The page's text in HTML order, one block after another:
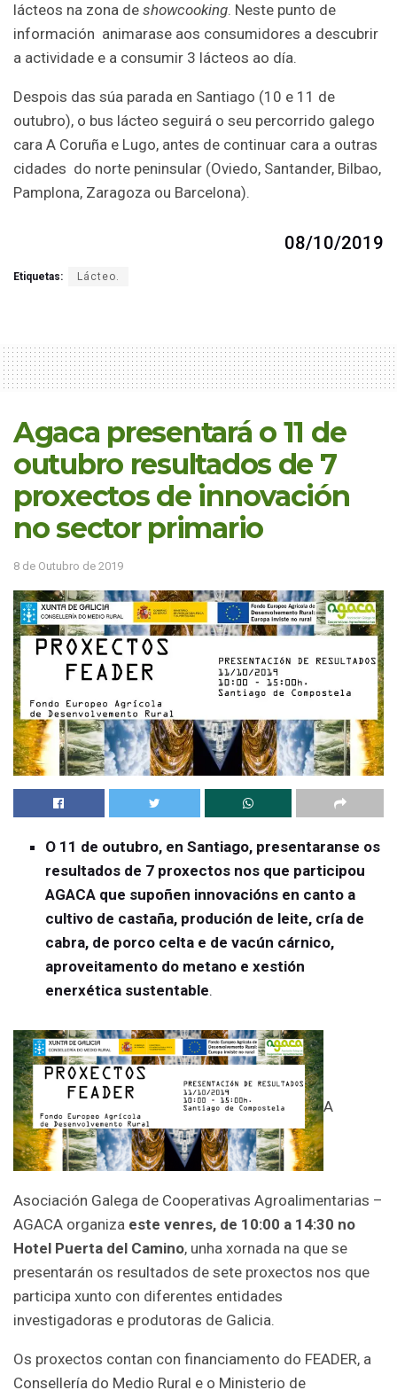
lácteos na zona de showcooking. Neste punto de
información animarase aos consumidores a descubrir
a actividade e a consumir 3 lácteos ao día.
Despois das súa parada en Santiago (10 e 11 de
outubro), o bus lácteo seguirá o seu percorrido galego
cara A Coruña e Lugo, antes de continuar cara a outras
cidades do norte peninsular (Oviedo, Santander, Bilbao,
Pamplona, Zaragoza ou Barcelona).
08/10/2019
Etiquetas: Lácteo.
Agaca presentará o 11 de
outubro resultados de 7
proxectos de innovación
no sector primario
8 de Outubro de 2019
O 11 de outubro, en Santiago, presentaranse os
resultados de 7 proxectos nos que participou
AGACA que supoñen innovacións en canto a
cultivo de castaña, produción de leite, cría de
cabra, de porco celta e de vacún cárnico,
aproveitamento do metano e xestión
enerxética sustentable.
A
Asociación Galega de Cooperativas Agroalimentarias –
AGACA organiza este venres, de 10:00 a 14:30 no
Hotel Puerta del Camino, unha xornada na que se
presentarán os resultados de sete proxectos nos que
participa xunto con diferentes entidades
investigadoras e produtoras de Galicia.
Os proxectos contan con financiamento do FEADER, a
Consellería do Medio Rural e o Ministerio de